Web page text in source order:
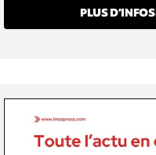
PLUS D’INFOS